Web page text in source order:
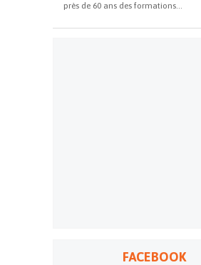
près de 60 ans des formations...
FACEBOOK